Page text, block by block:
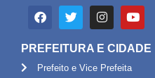
PREFEITURA E CIDADE
Prefeito e Vice Prefeita